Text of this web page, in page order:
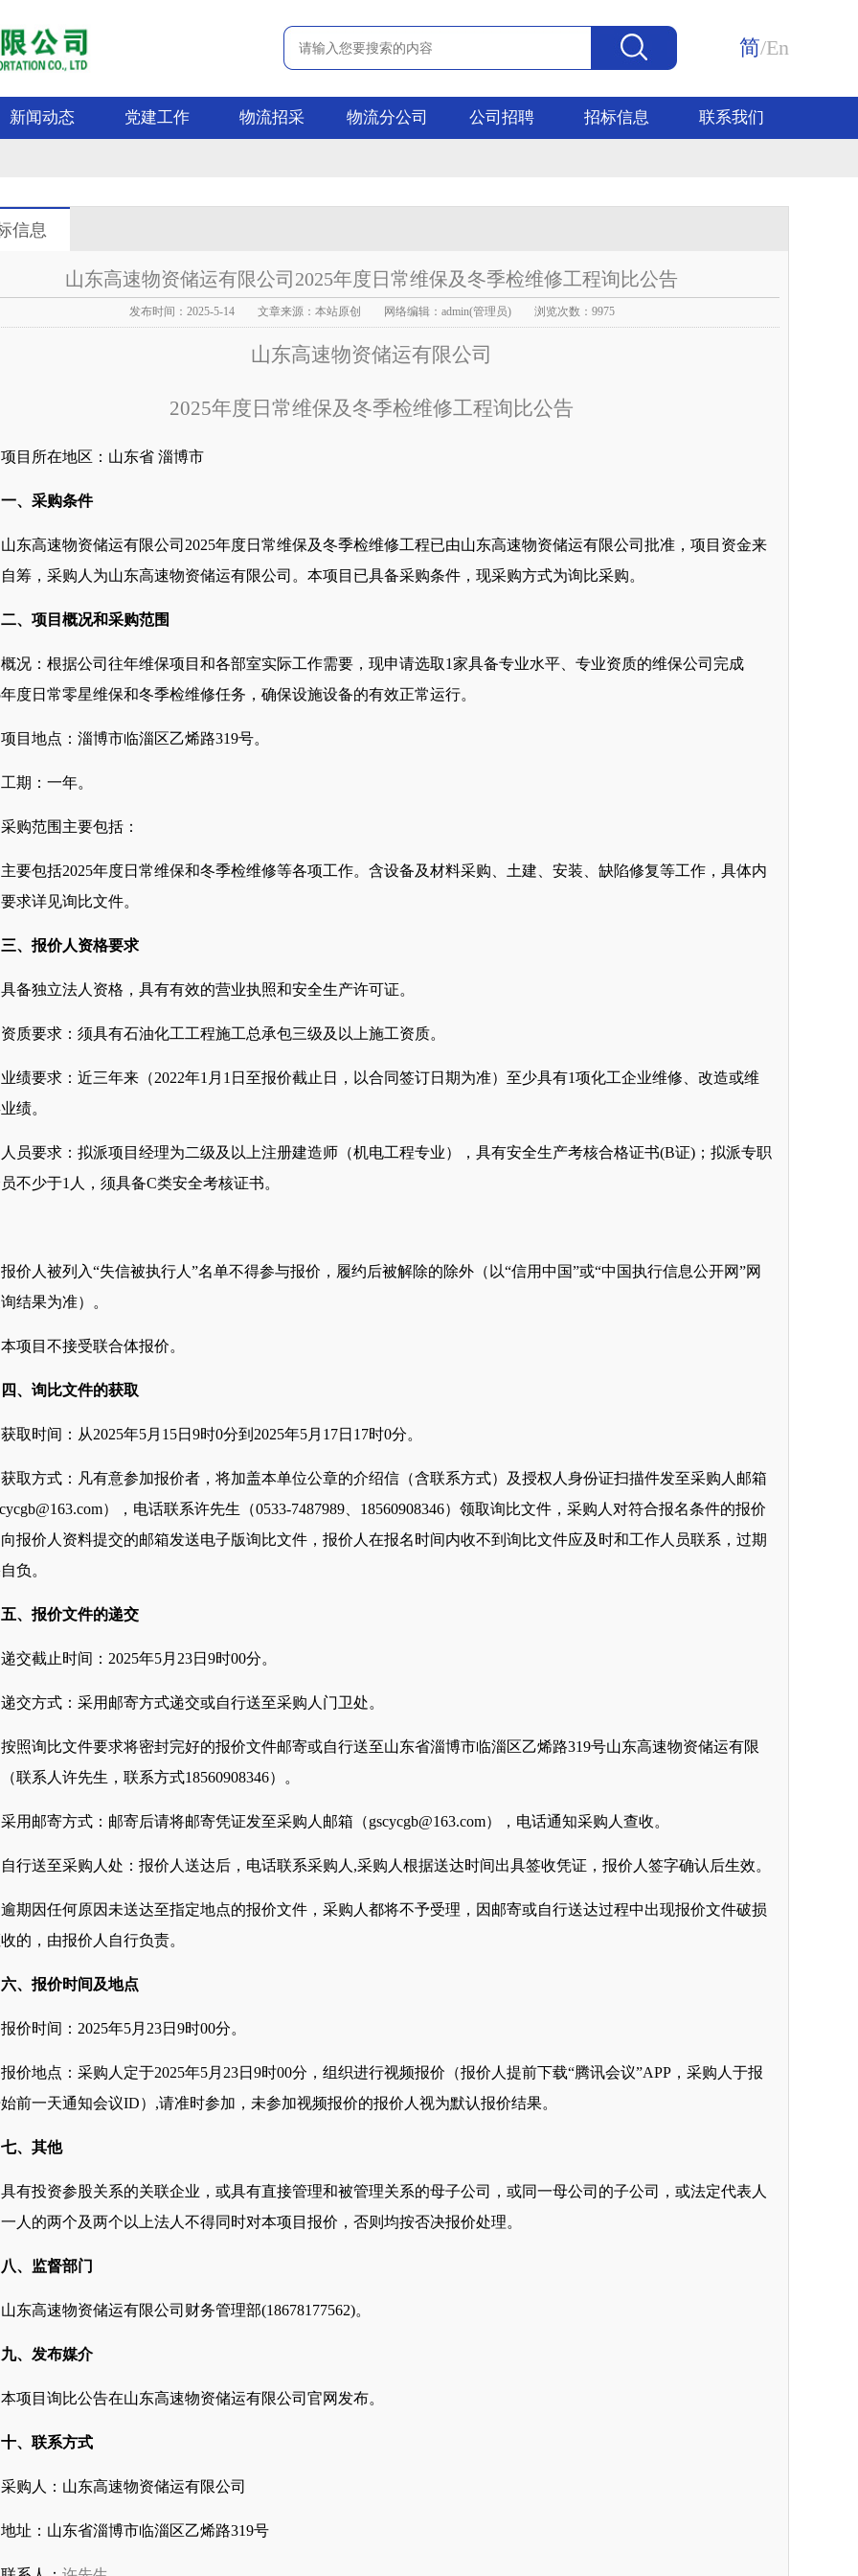
简/En
新闻动态 党建工作 物流招采 物流分公司 公司招聘 招标信息 联系我们
信息
山东高速物资储运有限公司2025年度日常维保及冬季检维修工程询比公告
发布时间：2025-5-14 文章来源：本站原创 网络编辑：admin(管理员) 浏览次数：9975
山东高速物资储运有限公司
2025年度日常维保及冬季检维修工程询比公告
项目所在地区：山东省 淄博市
一、采购条件
山东高速物资储运有限公司 2025年度日常维保及冬季检维修工程已由山东高速物资储运有限公司批准，项目资金来
筹， 采购人 为山东高速物资储运有限公司。本项目已具备采购条件，现采购方式为询比采购。
二、项目概况和采购范围
概况：根据公司往年维保项目和各部室实际工作需要，现申请选取1家具备专业水平、专业资质的维保公司完成
年度日常零星维保和冬季检维修任务，确保设施设备的有效正常运行。
项目地点：淄博市临淄区乙烯路319号。
工期：一年。
采购范围主要包括：
主要包括2025年度日常维保和冬季检维修等各项工作。含设备及材料采购、土建、安装、缺陷修复等工作，具体内
求详见询比文件。
三、报价人资格要求
具备独立法人资格，具有有效的营业执照和安全生产许可证。
资质要求：须具有石油化工工程施工总承包三级及以上施工资质。
业绩要求：近三年来（2022年1月1日至报价截止日，以合同签订日期为准）至少具有1项化工企业维修、改造或维
绩。
人员要求：拟派项目经理为二级及以上注册建造师（机电工程专业），具有安全生产考核合格证书(B证)；拟派专职
不少于1人，须具备C类安全考核证书。
报价人被列入“失信被执行人”名单不得参与报价，履约后被解除的除外（以“信用中国”或“中国执行信息公开网”网
结果为准）。
本项目不接受联合体报价。
四、询比文件的获取
获取时间：从2025年5月 15日 9时0分到2025年5月 17日 17时0分。
获取方式：凡有意参加报价者，将加盖本单位公章的介绍信（含联系方式）及授权人身份证扫描件发至采购人 邮箱
），电话联系许先生（0533-7487989、 18560908346）领取询比文件 ， 采购人 对符合报名条件的报价
报价人 资料提交的邮箱发送电子版询比文件 ， 报价人 在报名时间内收不到 询比文件应及时和工作人员联系，过期
负。
五、报价文件的递交
递交截止时间： 2025年5月 23日 9时00分。
递交方式：采用邮寄方式递交或自行送至采购人 门卫处。
按照询比文件要求将密封完好的报价文件邮寄或自行送至山东省淄博市临淄区乙烯路319号山东高速物资储运有限
联系人 许先生 ，联系方式18560908346）。
采用邮寄方式：邮寄后请将邮寄凭证发至采购人 邮箱（gscycgb@163.com），电话通知采购人 查收。
自行送至采购人 处： 报价人 送达后，电话联系采购人 ,采购人 根据送达时间出具签收凭证， 报价人 签字确认后生效。
逾期因任何原因未送达至指定地点的报价文件 ， 采购人 都将不予受理，因邮寄或自行送达过程中出现报价文件破损
的，由报价人 自行负责。
六、报价时间及地点
报价时间： 2025年5月 23日 9时00分。
报价地点： 采购人 定于2025年5月 23日 9时00分，组织进行视频报价 （报价人 提前下载“腾讯会议”APP， 采购人 于报
前一天通知会议ID）,请准时参加，未参加视频报价的报价人 视为默认报价结果。
七、其他
具有投资参股关系的关联企业，或具有直接管理和被管理关系的母子公司，或同一母公司的子公司，或法定代表人
人的两个及两个以上法人不得同时对本项目 报价 ，否则均按否决报价处理。
八、监督部门
山东高速物资储运有限公司 财务管理部(18678177562)。
九、发布媒介
本项目 询比公告在山东高速物资储运有限公司官网发布。
十、联系方式
采购人 ：山东高速物资储运有限公司
地址：山东省淄博市临淄区乙烯路319号